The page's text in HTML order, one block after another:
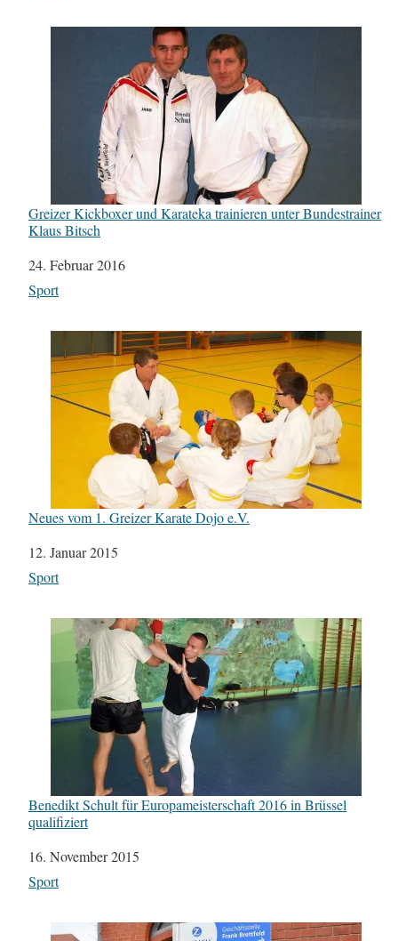
Greizer Kickboxer und Karateka trainieren unter Bundestrainer
Klaus Bitsch
Datum
24. Februar 2016
In Bezug auf
Sport
Neues vom 1. Greizer Karate Dojo e.V.
Datum
12. Januar 2015
In Bezug auf
Sport
Benedikt Schult für Europameisterschaft 2016 in Brüssel
qualifiziert
Datum
16. November 2015
In Bezug auf
Sport